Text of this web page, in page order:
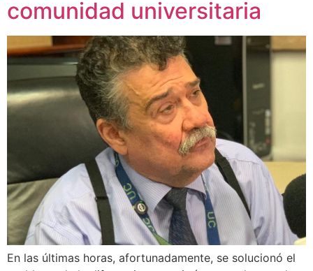
comunidad universitaria
En las últimas horas, afortunadamente, se solucionó el